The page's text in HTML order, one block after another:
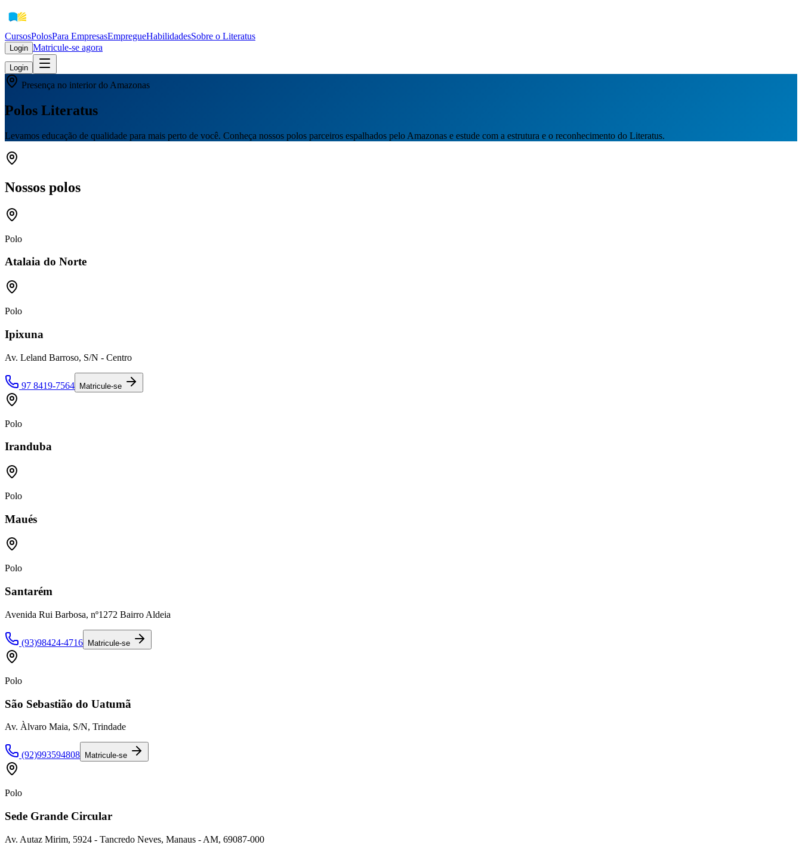
CursosPolosPara EmpresasEmpregueHabilidadesSobre o Literatus
Login Matricule-se agora
Login
Presença no interior do Amazonas
Polos Literatus
Levamos educação de qualidade para mais perto de você. Conheça nossos polos parceiros espalhados pelo Amazonas e estude com a estrutura e o reconhecimento do Literatus.
Nossos polos
Polo
Atalaia do Norte
Polo
Ipixuna
Av. Leland Barroso, S/N - Centro
97 8419-7564 Matricule-se
Polo
Iranduba
Polo
Maués
Polo
Santarém
Avenida Rui Barbosa, nº1272 Bairro Aldeia
(93)98424-4716 Matricule-se
Polo
São Sebastião do Uatumã
Av. Àlvaro Maia, S/N, Trindade
(92)993594808 Matricule-se
Polo
Sede Grande Circular
Av. Autaz Mirim, 5924 - Tancredo Neves, Manaus - AM, 69087-000